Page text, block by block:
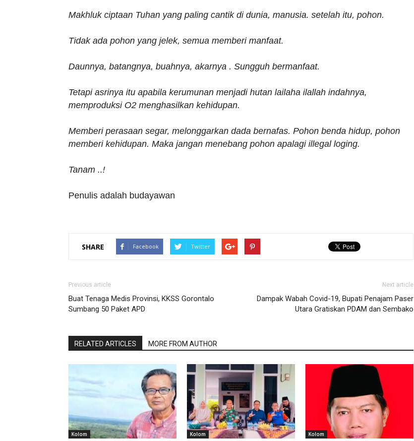
Makhluk ciptaan Tuhan yang paling cantik di dunia, manusia. setelah itu, pohon.
Tidak ada pohon yang jelek, semua memberi manfaat.
Daunnya, batangnya, buahnya, akarnya . Sungguh bermanfaat.
Tetapi asrinya itu apabila kerumunan menjadi hutan lailaha ilallah indahnya,
memproduksi O2 menghasilkan kehidupan.
Memberi perasaan segar, melonggarkan dada bernafas. Pohon benda hidup, pohon
memberi kehidupan. Maka jangan menebang pohon apalagi illegal loging.
Tanam ..!
Penulis adalah budayawan
SHARE Facebook Twitter
Previous article
Buat Tenaga Medis Provinsi, KKSS Gorontalo
Sumbang 50 Paket APD
Next article
Dampak Wabah Covid-19, Bupati Penajam Paser
Utara Gratiskan PDAM dan Sembako
RELATED ARTICLES MORE FROM AUTHOR
Kolom Kolom Kolom